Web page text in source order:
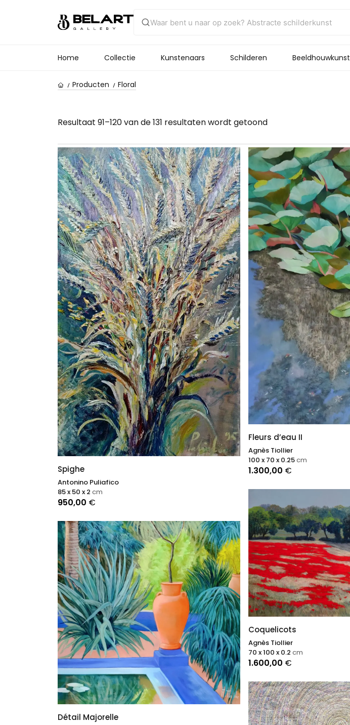
Home Collectie Kunstenaars Schilderen Beeldhouwkunst
Producten Floral
Resultaat 91–120 van de 131 resultaten wordt getoond
Spighe
Antonino Puliafico
950,00 €
85 x 50 x 2 cm
Détail Majorelle
Fleurs d’eau II
Agnès Tiollier
1.300,00 €
100 x 70 x 0.25cm
Coquelicots
Agnès Tiollier
1.600,00 €
70 x 100 x 0.2cm